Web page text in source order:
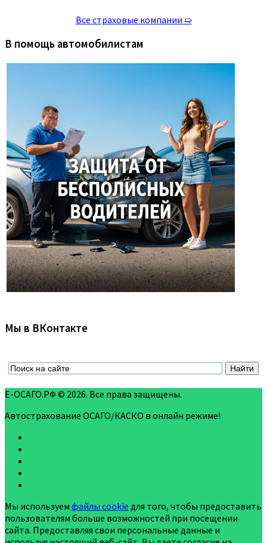
Все страховые компании ➯
В помощь автомобилистам
Мы в ВКонтакте
Е-ОСАГО.РФ © 2026. Все права защищены.
Автострахование ОСАГО/КАСКО в онлайн режиме!
Мы используем файлы cookie для того, чтобы предоставить
пользователям больше возможностей при посещении
сайта. Предоставляя свои персональные данные и